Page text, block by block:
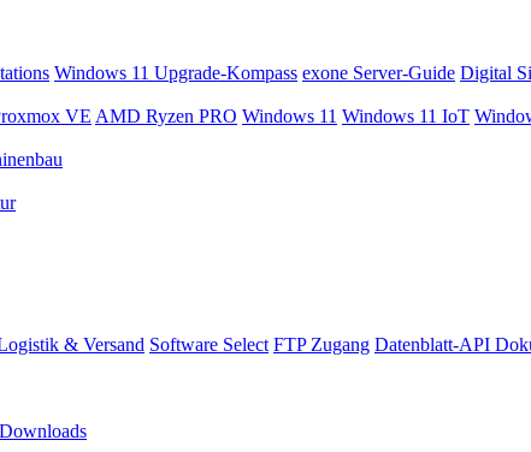
Windows 11 Upgrade-Kompass exone Server-Guide Digital
VE AMD Ryzen PRO Windows 11 Windows 11 IoT
& Versand Software Select FTP Zugang Datenblatt-API